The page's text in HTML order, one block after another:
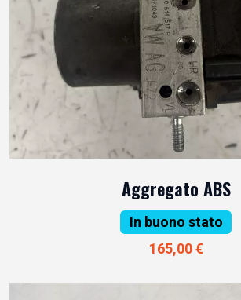
Aggregato ABS
In buono stato
165,00 €